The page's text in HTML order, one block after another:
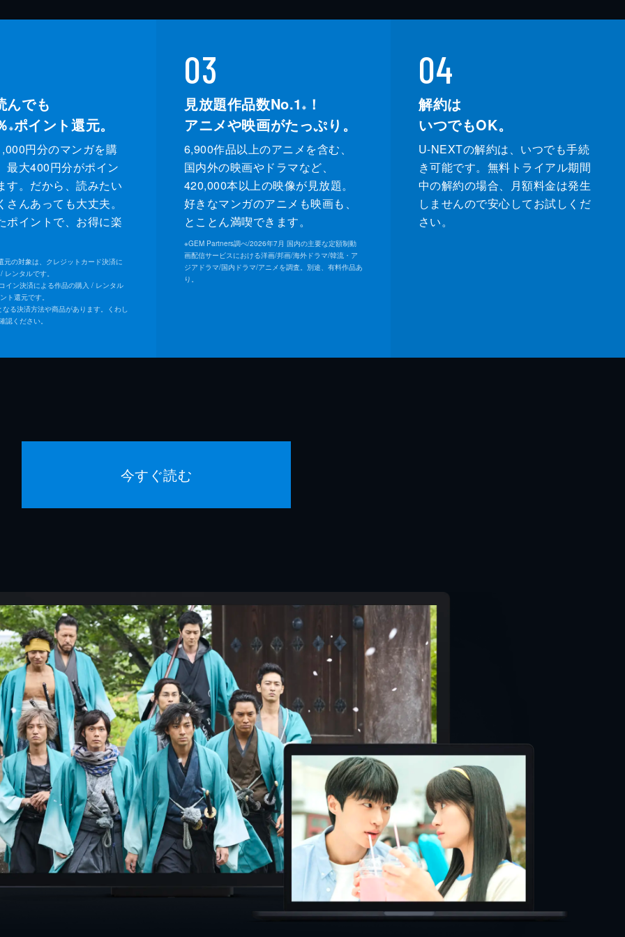
んでも
※ポイント還元。
円分のマンガを購
最大400円分がポイン
す。だから、読みたい
さんあっても大丈夫。
ポイントで、お得に楽
元の対象は、クレジットカード決済に
ンタルです。
イン決済による作品の購入 / レンタル
ト還元です。
なる決済方法や商品があります。くわし
認ください。
03
見放題作品数No.1 ※
！
アニメや映画がたっぷり。
6,900作品以上のアニメを含む、
国内外の映画やドラマなど、
420,000本以上の映像が見放題。
好きなマンガのアニメも映画も、
とことん満喫できます。
※GEM Partners調べ/2026年7⽉ 国内の主要な定額制動
画配信サービスにおける洋画/邦画/海外ドラマ/韓流・ア
ジアドラマ/国内ドラマ/アニメを調査。別途、有料作品あ
り。
04
解約は
いつでもOK。
U-NEXTの解約は、いつでも手続
き可能です。無料トライアル期間
中の解約の場合、月額料金は発生
しませんので安心してお試しくだ
さい。
今すぐ読む